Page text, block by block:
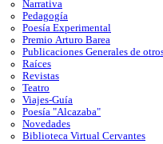
Narrativa
Pedagogía
Poesía Experimental
Premio Arturo Barea
Publicaciones Generales de
Raíces
Revistas
Teatro
Viajes-Guía
Poesía "Alcazaba"
Novedades
Biblioteca Virtual Cervantes